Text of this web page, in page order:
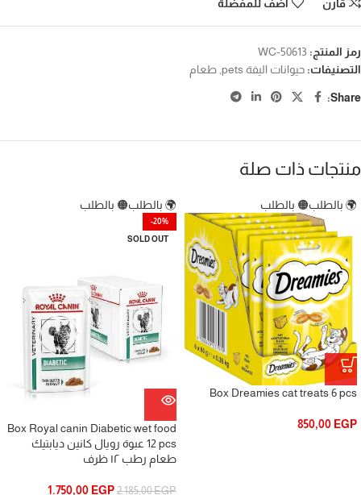
قارن أضف للمفضلة
رمز المنتج: WC-50613
التصنيفات: حيوانات اليفة pets طعام
Share:
منتجات ذات صلة
🌍 بالطلب🟠 بالطلب
850,00 EGP
🌍 بالطلب🟠 بالطلب
-20%
SOLD OUT
Box Royal canin Diabetic wet food
12 pcs عبوة رويال كانين ديابتيك
طعام رطب ١٢ ظرف
2.185,00EGP
1.750,00 EGP